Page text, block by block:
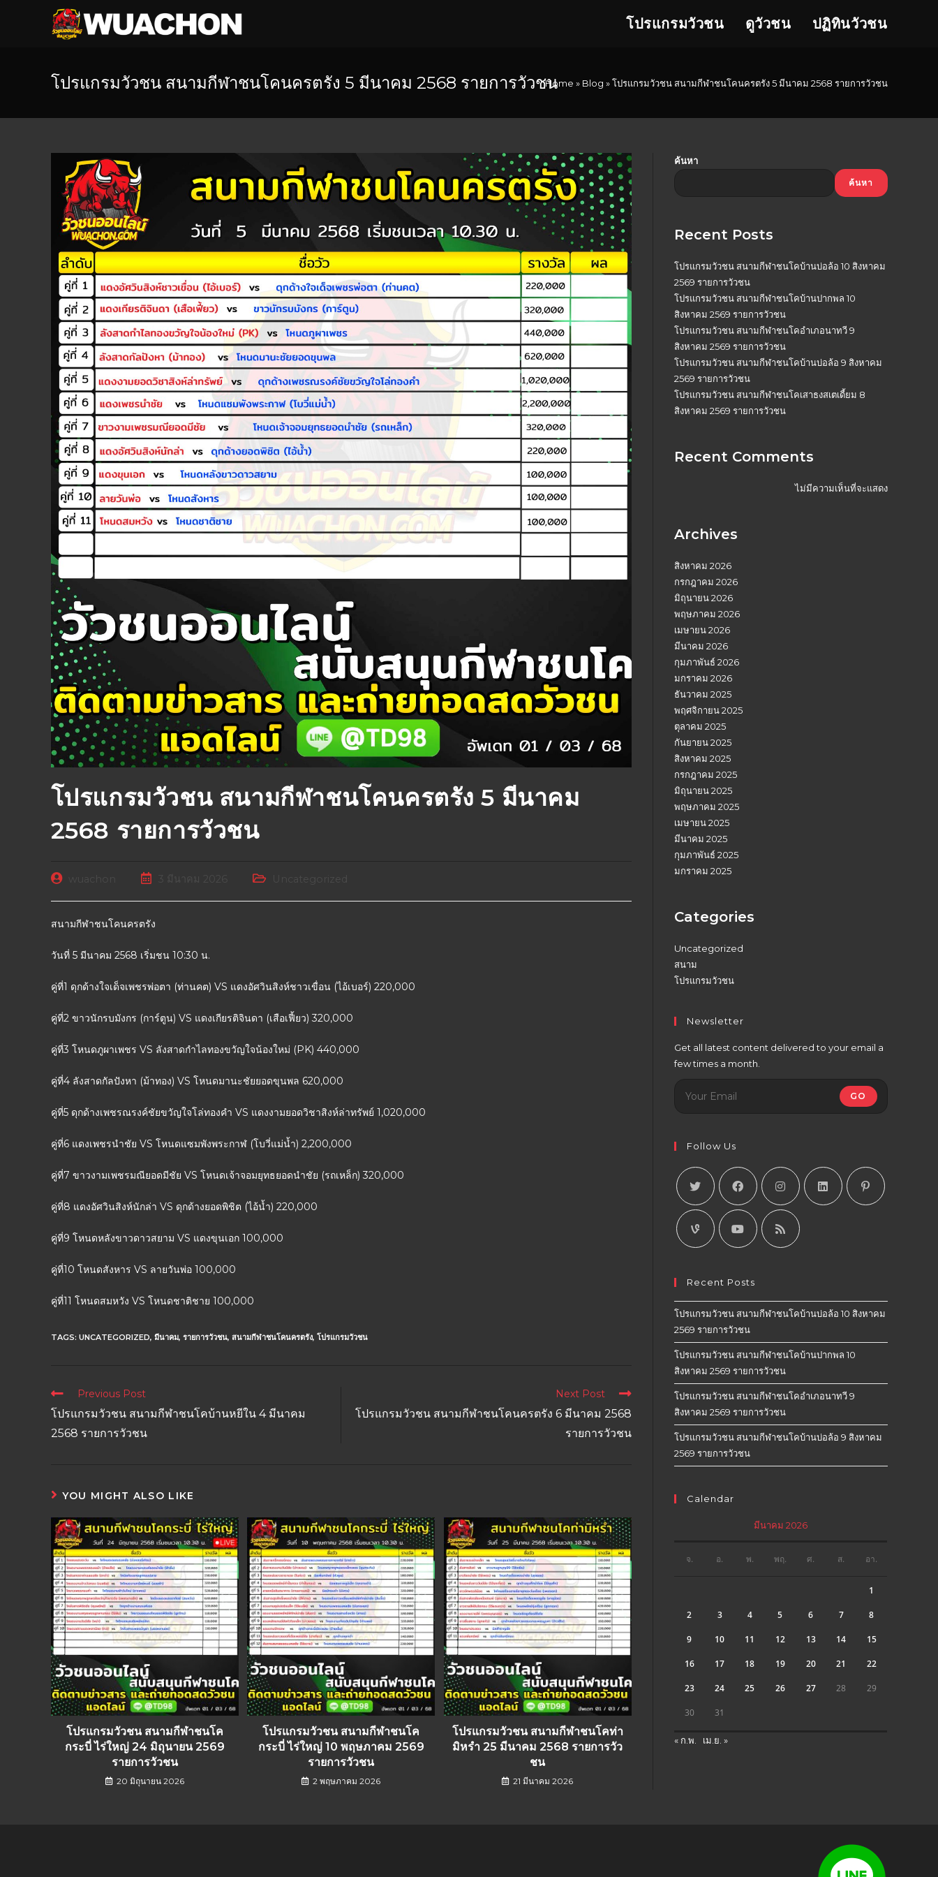
โปรแกรมวัวชน ดูวัวชน ปฏิทินวัวชน
โปรแกรมวัวชน สนามกีฬาชนโคนครตรัง 5 มีนาคม 2568 รายการวัวชนHome » Blog »โปรแกรมวัวชน สนามกีฬาชนโคนครตรัง 5 มีนาคม 2568 รายการวัวชน
โปรแกรมวัวชน สนามกีฬาชนโคนครตรัง 5 มีนาคม
2568 รายการวัวชน
Uncategorized
สนามกีฬาชนโคนครตรัง
วันที่ 5 มีนาคม 2568 เริ่มชน 10:30 น.
คู่ที่1 ดุกด้างใจเด็จเพชรพ่อตา (ท่านคต) VS แดงอัศวินสิงห์ชาวเขื่อน (ไอ้เบอร์) 220,000
คู่ที่2 ขาวนักรบมังกร (การ์ตูน) VS แดงเกียรติจินดา (เสือเฟี้ยว) 320,000
คู่ที่3 โหนดภูผาเพชร VS ลังสาดกำไลทองขวัญใจน้องใหม่ (PK) 440,000
คู่ที่4 ลังสาดกัลปังหา (ม้าทอง) VS โหนดมานะชัยยอดขุนพล 620,000
คู่ที่5 ดุกด้างเพชรณรงค์ชัยขวัญใจโล่ทองคำ VS แดงงามยอดวิชาสิงห์ล่าทรัพย์ 1,020,000
คู่ที่6 แดงเพชรนำชัย VS โหนดแซมพังพระกาฬ (โบวี่แม่น้ำ) 2,200,000
คู่ที่7 ขาวงามเพชรมณียอดมีชัย VS โหนดเจ้าจอมยุทธยอดนำชัย (รถเหล็ก) 320,000
คู่ที่8 แดงอัศวินสิงห์นักล่า VS ดุกด้างยอดพิชิต (ไอ้น้ำ) 220,000
คู่ที่9 โหนดหลังขาวดาวสยาม VS แดงขุนเอก 100,000
คู่ที่10 โหนดสังหาร VS ลายวันพ่อ 100,000
คู่ที่11 โหนดสมหวัง VS โหนดชาติชาย 100,000
TAGS: UNCATEGORIZED, มีนาคม, รายการวัวชน, สนามกีฬาชนโคนครตรัง, โปรแกรมวัวชน
Previous Post
โปรแกรมวัวชน สนามกีฬาชนโคบ้านหยีใน 4 มีนาคม
2568 รายการวัวชน
Next Post
โปรแกรมวัวชน สนามกีฬาชนโคนครตรัง 6 มีนาคม 2568
รายการวัวชน
YOU MIGHT ALSO LIKE
โปรแกรมวัวชน สนามกีฬาชนโค
กระบี่ ไร่ใหญ่ 24 มิถุนายน 2569
รายการวัวชน
20 มิถุนายน 2026
โปรแกรมวัวชน สนามกีฬาชนโค
กระบี่ ไร่ใหญ่ 10 พฤษภาคม 2569
รายการวัวชน
2 พฤษภาคม 2026
โปรแกรมวัวชน สนามกีฬาชนโคท่า
มิหรำ 25 มีนาคม 2568 รายการวัว
ชน
21 มีนาคม 2026
ค้นหา
ค้นหา
Recent Posts
โปรแกรมวัวชน สนามกีฬาชนโคบ้านบ่อล้อ 10 สิงหาคม
2569 รายการวัวชน
โปรแกรมวัวชน สนามกีฬาชนโคบ้านปากพล 10
สิงหาคม 2569 รายการวัวชน
โปรแกรมวัวชน สนามกีฬาชนโคอำเภอนาทวี 9
สิงหาคม 2569 รายการวัวชน
โปรแกรมวัวชน สนามกีฬาชนโคบ้านบ่อล้อ 9 สิงหาคม
2569 รายการวัวชน
โปรแกรมวัวชน สนามกีฬาชนโคเสาธงสเตเดี้ยม 8
สิงหาคม 2569 รายการวัวชน
Recent Comments
ไม่มีความเห็นที่จะแสดง
Archives
สิงหาคม 2026
กรกฎาคม 2026
มิถุนายน 2026
พฤษภาคม 2026
เมษายน 2026
มีนาคม 2026
กุมภาพันธ์ 2026
มกราคม 2026
ธันวาคม 2025
พฤศจิกายน 2025
ตุลาคม 2025
กันยายน 2025
สิงหาคม 2025
กรกฎาคม 2025
มิถุนายน 2025
พฤษภาคม 2025
เมษายน 2025
มีนาคม 2025
กุมภาพันธ์ 2025
มกราคม 2025
Categories
Uncategorized
สนาม
โปรแกรมวัวชน
Newsletter
Get all latest content delivered to your email a
few times a month.
GO
Follow Us
Recent Posts
โปรแกรมวัวชน สนามกีฬาชนโคบ้านบ่อล้อ 10 สิงหาคม
2569 รายการวัวชน
โปรแกรมวัวชน สนามกีฬาชนโคบ้านปากพล 10
สิงหาคม 2569 รายการวัวชน
โปรแกรมวัวชน สนามกีฬาชนโคอำเภอนาทวี 9
สิงหาคม 2569 รายการวัวชน
โปรแกรมวัวชน สนามกีฬาชนโคบ้านบ่อล้อ 9 สิงหาคม
2569 รายการวัวชน
Calendar
มีนาคม 2026
จ. อ. พ. พฤ. ศ. ส. อา.
1
2 3 4 5 6 7 8
9 10 11 12 13 14 15
16 17 18 19 20 21 22
23 24 25 26 27 28 29
30 31
« ก.พ. เม.ย. »